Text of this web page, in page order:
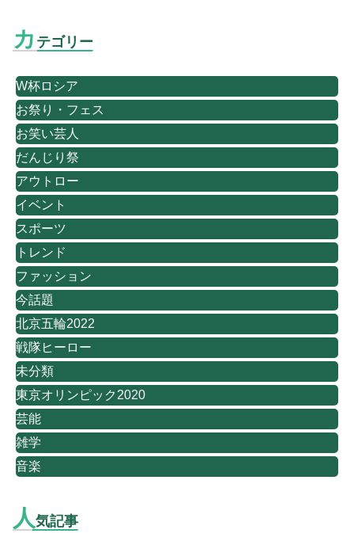
カ テゴリー
W杯ロシア
お祭り・フェス
お笑い芸人
だんじり祭
アウトロー
イベント
スポーツ
トレンド
ファッション
今話題
北京五輪2022
戦隊ヒーロー
未分類
東京オリンピック2020
芸能
雑学
音楽
人気記事